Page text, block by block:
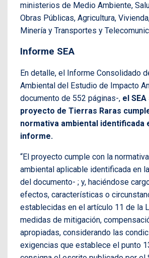
ministerios de Medio Ambiente,
Obras Públicas, Agricultura,
Minería y Transportes y
Informe SEA
En detalle, el Informe Consolidado
Ambiental del Estudio de Impacto
documento de 552 páginas-, el
proyecto de Tierras Raras
normativa ambiental identificada
informe.
“El proyecto cumple con la
ambiental aplicable identificada en
del documento- ; y, haciéndose
efectos, características o
establecidas en el artículo 11 de la
medidas de mitigación,
apropiadas, considerando las
exigencias que establece el punto